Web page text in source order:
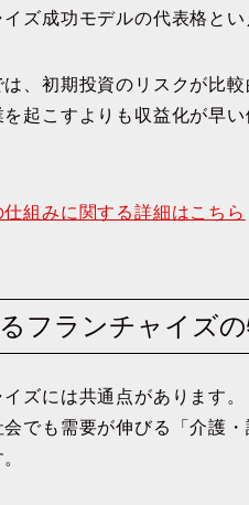
ズ成功モデルの代表格とい
、 初期投資のリスクが比
起こすよりも収益化が早い
組みに関する詳細はこちら
フランチャイズ
ズには共通点があります。
でも需要が伸びる
「介護